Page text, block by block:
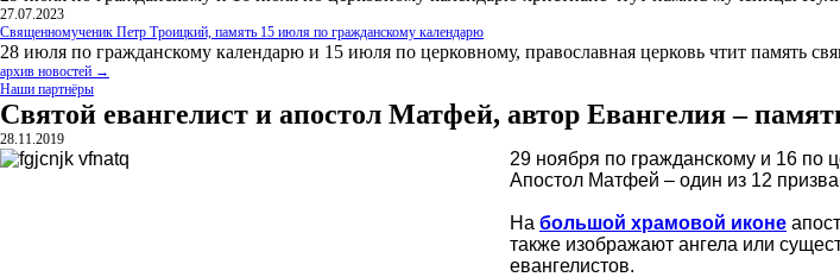
27.07.2023
Священномученик Петр Троицкий, память 15 июля по гражданскому календарю
28 июля по гражданскому календарю и 15 июля по церковному, православная церковь чтит память
архив новостей →
Наши партнёры
Святой евангелист и апостол Матфей, автор Евангелия –
28.11.2019
29 ноября по гражданскому и 16 по
Апостол Матфей – один из 12
На большой храмовой иконе
также изображают ангела или
евангелистов.